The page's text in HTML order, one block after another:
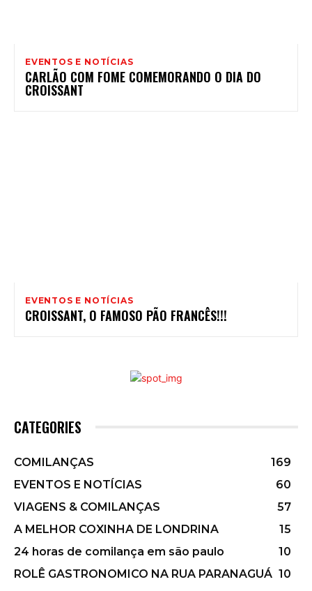
EVENTOS E NOTÍCIAS
CARLÃO COM FOME COMEMORANDO O DIA DO
CROISSANT
EVENTOS E NOTÍCIAS
CROISSANT, O FAMOSO PÃO FRANCÊS!!!
CATEGORIES
COMILANÇAS
169
EVENTOS E NOTÍCIAS
60
VIAGENS & COMILANÇAS
57
A MELHOR COXINHA DE LONDRINA
15
24 horas de comilança em são paulo
10
ROLÊ GASTRONOMICO NA RUA PARANAGUÁ 10